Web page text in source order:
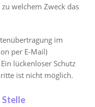
welchem Zweck das
im
per E-Mail)
lückenloser Schutz
ist nicht möglich.
Stelle